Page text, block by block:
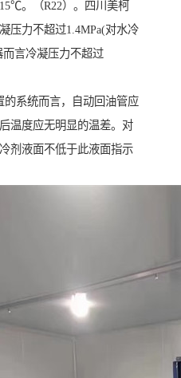
。（R22）。四川美柯
压力不超过1.4MPa(对水冷
言冷凝压力不超过
系统而言，自动回油管应
温度应无明显的温差。对
剂液面不低于此液面指示